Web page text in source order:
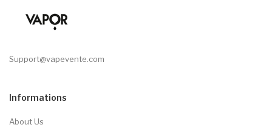
Support@vapevente.com
Informations
About Us